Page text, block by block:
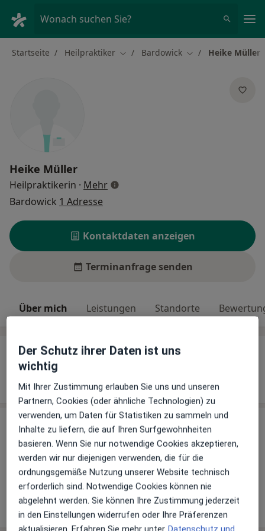
Wonach suchen Sie?
Startseite Heilpraktiker Stadt ändern
Bardowick Stadt ändern
Heike Müller
Heike Müller
Heilpraktikerin · Mehrüber Spezialisierungen
Bardowick 1 Adresse
Kontaktdaten anzeigen
Terminanfrage senden
Über mich Leistungen Standorte
Über mich
Weiterbildungen und Tätigkeitsschwerpunkte
Osteopathie
Leistungen & Kosten
Andere Leistungen
Osteopathie
Wie funktioniert die Preisbildung?
Der Schutz ihrer Daten ist uns
wichtig
Mit Ihrer Zustimmung erlauben Sie uns und unseren
Partnern, Cookies (oder ähnliche Technologien) zu
verwenden, um Daten für Statistiken zu sammeln und
Inhalte zu liefern, die auf Ihren Surfgewohnheiten
basieren. Wenn Sie nur notwendige Cookies akzeptieren,
werden wir nur diejenigen verwenden, die für die
ordnungsgemäße Nutzung unserer Website technisch
erforderlich sind. Notwendige Cookies können nie
abgelehnt werden. Sie können Ihre Zustimmung jederzeit
in den Einstellungen widerrufen oder Ihre Präferenzen